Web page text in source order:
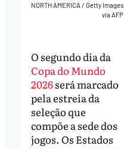
NORTH AMERICA / Getty Images
via AFP
O segundo dia da
Copa do Mundo
2026será marcado
pela estreia da
seleção que
compõe a sede dos
jogos. Os Estados